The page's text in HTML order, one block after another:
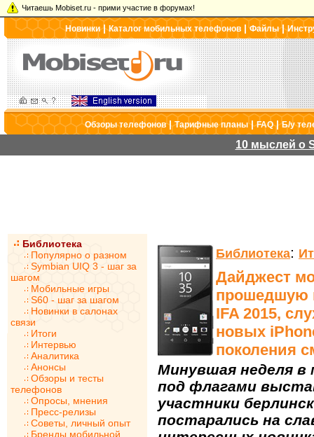
Читаешь Mobiset.ru - прими участие в форумах!
Новинки|Каталог мобильных телефонов |Файлы|
Обзоры телефонов|Тарифные планы|FAQ|Б/у
10 мыслей о
Библиотека
Популярно о разном
Symbian UIQ 3 - шаг за
шагом
Мобильные игры
S60 - шаг за шагом
Новинки в салонах
связи
Итоги
Интервью
Аналитика
Анонсы
Обзоры и тесты
телефонов
Опросы, мнения
Пресс-релизы
Советы, личный опыт
Бренды мобильной
Библиотека:
Дайджест
прошедшую
IFA 2015,
новых
поколения
Минувшая неделя
под флагами
участники
постарались на